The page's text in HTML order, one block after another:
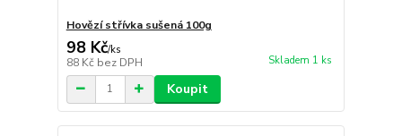
Hovězí střívka sušená 100g
98 Kč/ks
88 Kč bez DPH Skladem 1 ks
Koupit